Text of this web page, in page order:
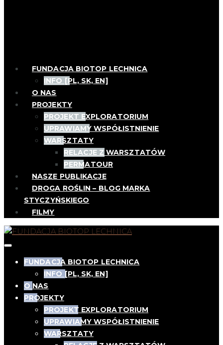
FUNDACJA BIOTOP LECHNICA
INFO [PL, SK, EN]
O NAS
PROJEKTY
PROJEKT EXPLORATORIUM
UPRAWIAMY WSPÓŁISTNIENIE
WARSZTATY
RELACJE Z WARSZTATÓW
PERMATOUR
NASZE PUBLIKACJE
DROGA ROŚLIN – BLOG MARKA
STYCZYŃSKIEGO
FILMY
FUNDACJA BIOTOP LECHNICA
INFO [PL, SK, EN]
O NAS
PROJEKTY
PROJEKT EXPLORATORIUM
UPRAWIAMY WSPÓŁISTNIENIE
WARSZTATY